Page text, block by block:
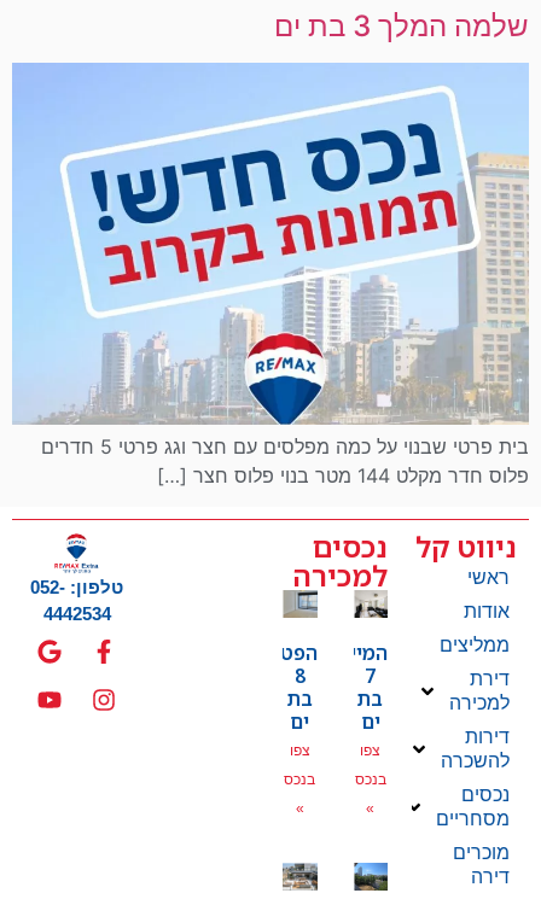
שלמה המלך 3 בת ים
בית פרטי שבנוי על כמה מפלסים עם חצר וגג פרטי 5 חדרים
פלוס חדר מקלט 144 מטר בנוי פלוס חצר […]
ניווט קל
ראשי
אודות
ממליצים
דירת
למכירה
דירות
להשכרה
נכסים
מסחריים
מוכרים
דירה
נכסים
למכירה
המייסדים
7
בת
ים
צפו
בנכס
»
הפטמן
8
בת
ים
צפו
בנכס
»
טלפון: 052-
4442534